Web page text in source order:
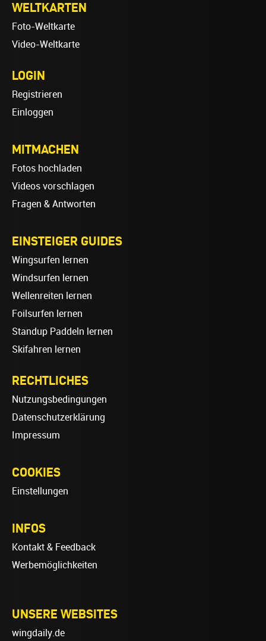
WELTKARTEN
Foto-Weltkarte
Video-Weltkarte
LOGIN
Registrieren
Einloggen
MITMACHEN
Fotos hochladen
Videos vorschlagen
Fragen & Antworten
EINSTEIGER GUIDES
Wingsurfen lernen
Windsurfen lernen
Wellenreiten lernen
Foilsurfen lernen
Standup Paddeln lernen
Skifahren lernen
RECHTLICHES
Nutzungsbedingungen
Datenschutzerklärung
Impressum
COOKIES
Einstellungen
INFOS
Kontakt & Feedback
Werbemöglichkeiten
UNSERE WEBSITES
wingdaily.de